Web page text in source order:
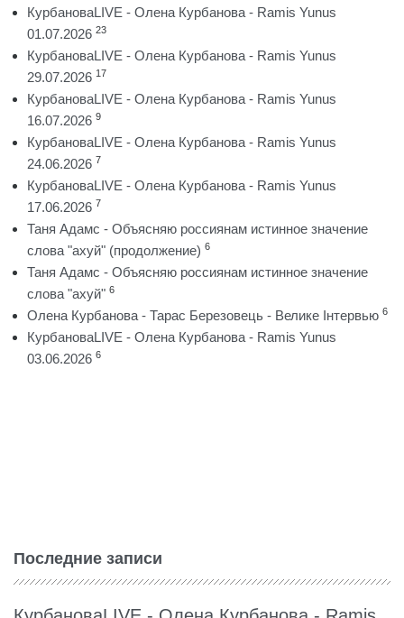
КурбановаLIVE - Олена Курбанова - Ramis Yunus
01.07.2026 23
КурбановаLIVE - Олена Курбанова - Ramis Yunus
29.07.2026 17
КурбановаLIVE - Олена Курбанова - Ramis Yunus
16.07.2026 9
КурбановаLIVE - Олена Курбанова - Ramis Yunus
24.06.2026 7
КурбановаLIVE - Олена Курбанова - Ramis Yunus
17.06.2026 7
Таня Адамс - Объясняю россиянам истинное значение
слова "ахуй" (продолжение) 6
Таня Адамс - Объясняю россиянам истинное значение
слова "ахуй" 6
Олена Курбанова - Тарас Березовець - Велике Інтервью 6
КурбановаLIVE - Олена Курбанова - Ramis Yunus
03.06.2026 6
Последние записи